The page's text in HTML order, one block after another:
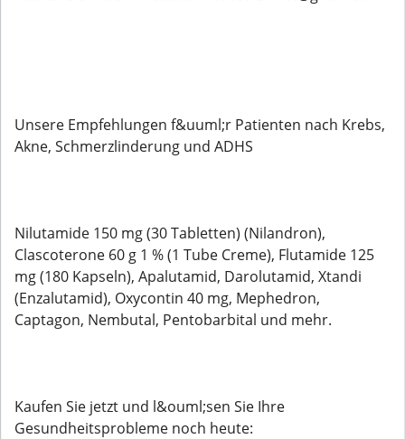
Unsere Empfehlungen f&uuml;r Patienten nach Krebs,
Akne, Schmerzlinderung und ADHS
Nilutamide 150 mg (30 Tabletten) (Nilandron),
Clascoterone 60 g 1 % (1 Tube Creme), Flutamide 125
mg (180 Kapseln), Apalutamid, Darolutamid, Xtandi
(Enzalutamid), Oxycontin 40 mg, Mephedron,
Captagon, Nembutal, Pentobarbital und mehr.
Kaufen Sie jetzt und l&ouml;sen Sie Ihre
Gesundheitsprobleme noch heute: